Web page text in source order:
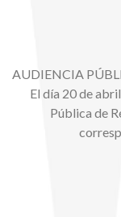
AUDIENCIA
El día 20 de
Pública de